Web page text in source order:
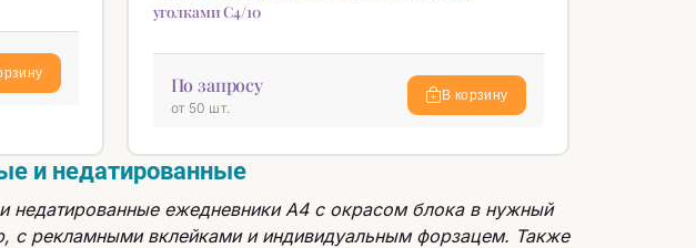
уголками C4/10
По запросу
от 50 шт.
В корзину
и недатированные
недатированные ежедневники А4 с окрасом блока в нужный
с рекламными вклейками и индивидуальным форзацем. Также